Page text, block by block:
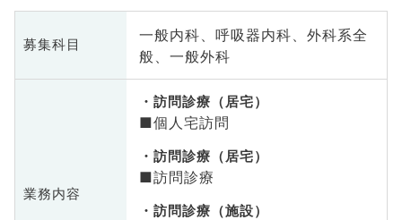
募集科目
一般内科、呼吸器内科、外科系全
般、一般外科
業務内容
訪問診療（居宅）
■個人宅訪問
訪問診療（居宅）
■訪問診療
訪問診療（施設）